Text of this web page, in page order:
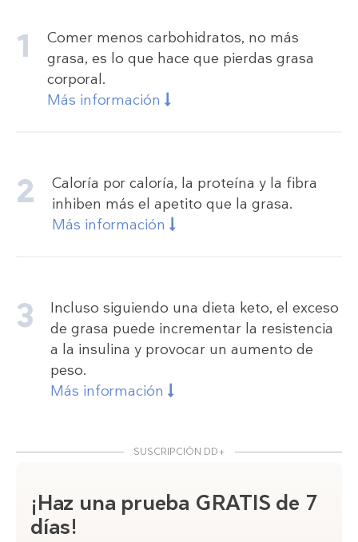
Comer menos carbohidratos, no más
grasa, es lo que hace que pierdas grasa
corporal.
Más información
Caloría por caloría, la proteína y la fibra
inhiben más el apetito que la grasa.
Más información
Incluso siguiendo una dieta keto, el exceso
de grasa puede incrementar la resistencia
a la insulina y provocar un aumento de
peso.
Más información
SUSCRIPCIÓN DD+
¡Haz una prueba GRATIS de 7
días!